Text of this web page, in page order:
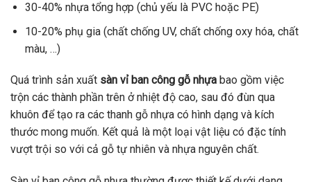
30-40% nhựa tổng hợp (chủ yếu là PVC hoặc PE)
10-20% phụ gia (chất chống UV, chất chống oxy hóa, chất
màu, …)
Quá trình sản xuất sàn vỉ ban công gỗ nhựa bao gồm việc
trộn các thành phần trên ở nhiệt độ cao, sau đó đùn qua
khuôn để tạo ra các thanh gỗ nhựa có hình dạng và kích
thước mong muốn. Kết quả là một loại vật liệu có đặc tính
vượt trội so với cả gỗ tự nhiên và nhựa nguyên chất.